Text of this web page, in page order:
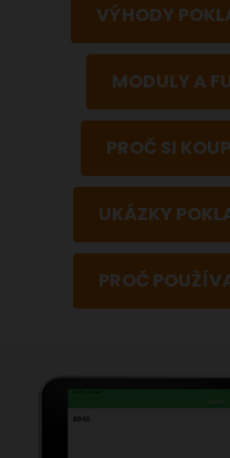
VÝHODY
MODULY A
PROČ SI
UKÁZKY
PROČ